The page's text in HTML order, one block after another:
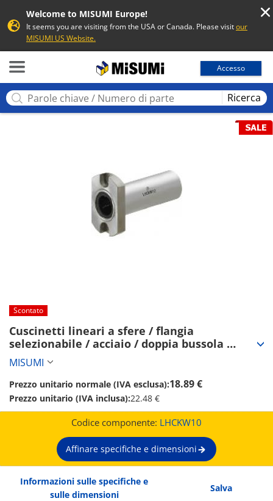
Welcome to MISUMI Europe!
It seems you are visiting from the USA or Canada. Please visitour
MISUMI US Website.
Accesso
Ricerca
Scontato
Cuscinetti lineari a sfere / flangia
selezionabile / acciaio / doppia bussola
(LHCKW10)
MISUMI
Prezzo unitario normale (IVA esclusa):18.89 €
Prezzo unitario (IVA inclusa):22.48 €
Codice componente: LHCKW10
Affinare specifiche e dimensioni
Informazioni sulle specifiche e
sulle dimensioni
Salva